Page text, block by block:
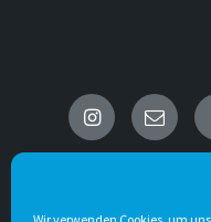
Instagram
E-